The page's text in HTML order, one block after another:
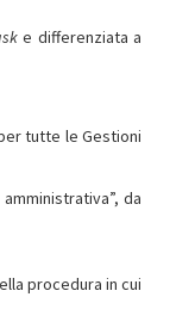
e differenziata a
tutte le Gestioni
da
procedura in cui